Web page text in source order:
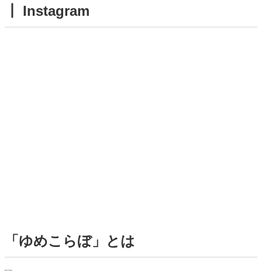
┃ Instagram
「ゆめこらぼ」とは